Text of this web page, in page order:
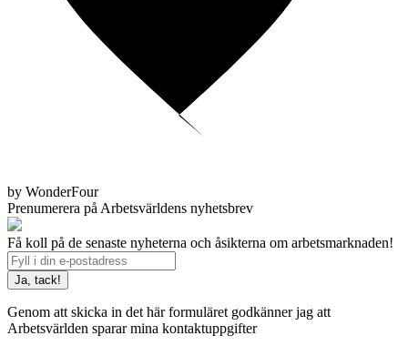
by WonderFour
Prenumerera på Arbetsvärldens nyhetsbrev
Få koll på de senaste nyheterna och åsikterna om arbetsmarknaden!
Genom att skicka in det här formuläret godkänner jag att
Arbetsvärlden sparar mina kontaktuppgifter